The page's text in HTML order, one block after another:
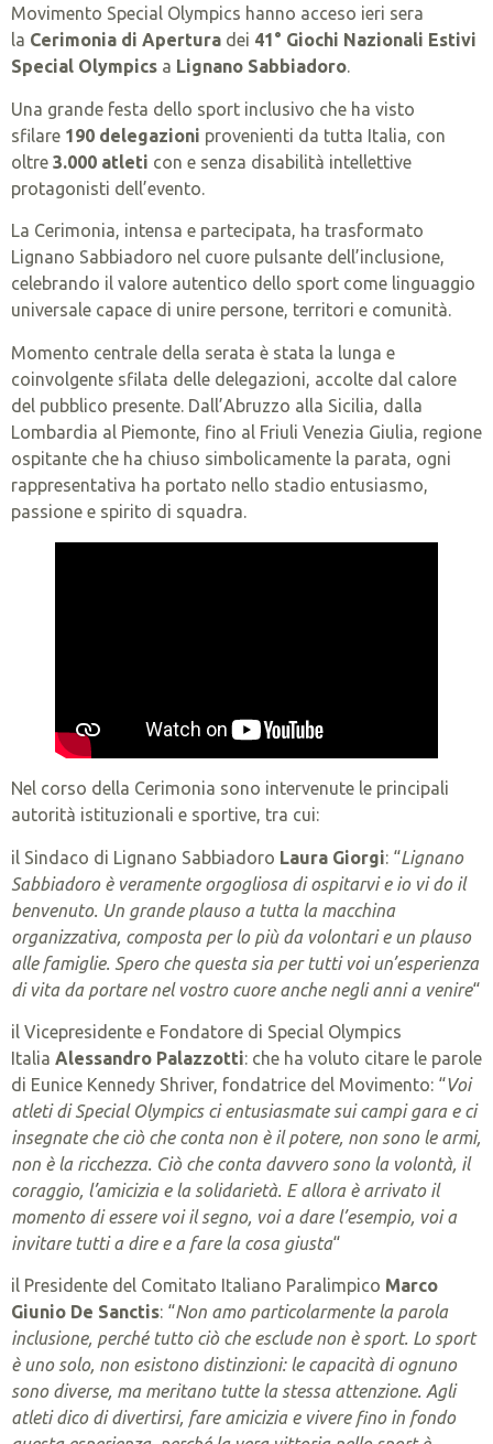
Movimento Special Olympics hanno acceso ieri sera
la Cerimonia di Apertura dei 41° Giochi Nazionali Estivi
Special Olympics a Lignano Sabbiadoro.
Una grande festa dello sport inclusivo che ha visto
sfilare 190 delegazioni provenienti da tutta Italia, con
oltre 3.000 atleti con e senza disabilità intellettive
protagonisti dell’evento.
La Cerimonia, intensa e partecipata, ha trasformato
Lignano Sabbiadoro nel cuore pulsante dell’inclusione,
celebrando il valore autentico dello sport come linguaggio
universale capace di unire persone, territori e comunità.
Momento centrale della serata è stata la lunga e
coinvolgente sfilata delle delegazioni, accolte dal calore
del pubblico presente. Dall’Abruzzo alla Sicilia, dalla
Lombardia al Piemonte, fino al Friuli Venezia Giulia, regione
ospitante che ha chiuso simbolicamente la parata, ogni
rappresentativa ha portato nello stadio entusiasmo,
passione e spirito di squadra.
Nel corso della Cerimonia sono intervenute le principali
autorità istituzionali e sportive, tra cui:
il Sindaco di Lignano Sabbiadoro Laura Giorgi: “Lignano
Sabbiadoro è veramente orgogliosa di ospitarvi e io vi do il
benvenuto. Un grande plauso a tutta la macchina
organizzativa, composta per lo più da volontari e un plauso
alle famiglie. Spero che questa sia per tutti voi un’esperienza
di vita da portare nel vostro cuore anche negli anni a venire“
il Vicepresidente e Fondatore di Special Olympics
Italia Alessandro Palazzotti: che ha voluto citare le parole
di Eunice Kennedy Shriver, fondatrice del Movimento: “Voi
atleti di Special Olympics ci entusiasmate sui campigara e ci
insegnate che ciò che conta non è il potere, non sono le armi,
non è la ricchezza. Ciò che conta davvero sono la volontà, il
coraggio, l’amicizia e la solidarietà. E allora è arrivato il
momento di essere voi il segno, voi a dare l’esempio, voi a
invitare tutti a dire e a fare la cosa giusta“
il Presidente del Comitato Italiano Paralimpico Marco
Giunio De Sanctis: “Non amo particolarmente la parola
inclusione, perché tutto ciò che esclude non è sport. Lo sport
è uno solo, non esistono distinzioni: le capacità di ognuno
sono diverse, ma meritano tutte la stessa attenzione. Agli
atleti dico di divertirsi, fare amicizia e vivere fino in fondo